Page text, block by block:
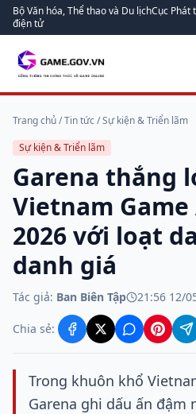
Bộ Văn hóa, Thể thao và Du lịchCục Phát
điện tử
Trang chủ/Tin tức/Sự kiện & Triển lãm
Sự kiện & Triển lãm
Garena thắng
Vietnam
2026 với loạt
danh giá
Tác giả: Ban Biên Tập 21:56 12/
Chia sẻ:
Trong khuôn khổ
Garena ghi dấu ấn đậm